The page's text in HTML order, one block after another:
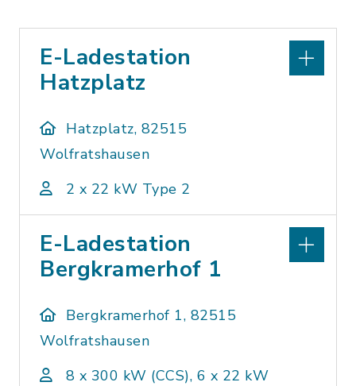
E-Ladestation
Hatzplatz
Hatzplatz, 82515
Wolfratshausen
2 x 22 kW Type 2
E-Ladestation
Bergkramerhof 1
Bergkramerhof 1, 82515
Wolfratshausen
8 x 300 kW (CCS), 6 x 22 kW